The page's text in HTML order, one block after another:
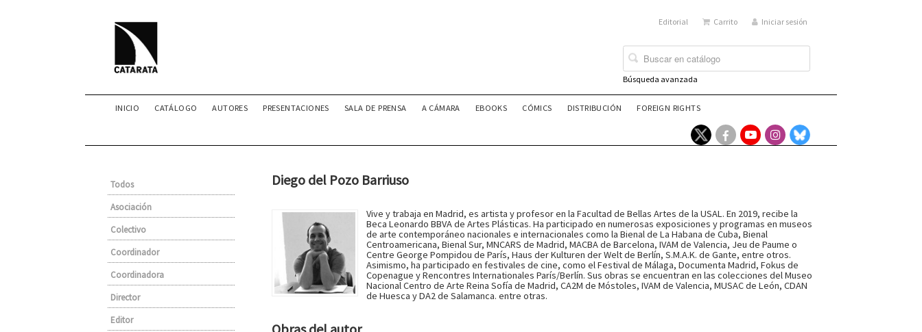
Editorial Carrito Iniciar sesión
Búsqueda avanzada
INICIO CATÁLOGO AUTORES PRESENTACIONES SALA DE PRENSA A CÁMARA EBOOKS CÓMICS DISTRIBUCIÓN FOREIGN RIGHTS
Todos
Asociación
Colectivo
Coordinador
Coordinadora
Director
Editor
Diego del Pozo Barriuso
Vive y trabaja en Madrid, es artista y profesor en la Facultad de Bellas Artes de la USAL. En 2019, recibe la
Beca Leonardo BBVA de Artes Plásticas. Ha participado en numerosas exposiciones y programas en museos
de arte contemporáneo nacionales e internacionales como la Bienal de La Habana de Cuba, Bienal
Centroamericana, Bienal Sur, MNCARS de Madrid, MACBA de Barcelona, IVAM de Valencia, Jeu de Paume o
Centre George Pompidou de París, Haus der Kulturen der Welt de Berlín, S.M.A.K. de Gante, entre otros.
Asimismo, ha participado en festivales de cine, como el Festival de Málaga, Documenta Madrid, Fokus de
Copenague y Rencontres Internationales París/Berlín. Sus obras se encuentran en las colecciones del Museo
Nacional Centro de Arte Reina Sofía de Madrid, CA2M de Móstoles, IVAM de Valencia, MUSAC de León, CDAN
de Huesca y DA2 de Salamanca. entre otras.